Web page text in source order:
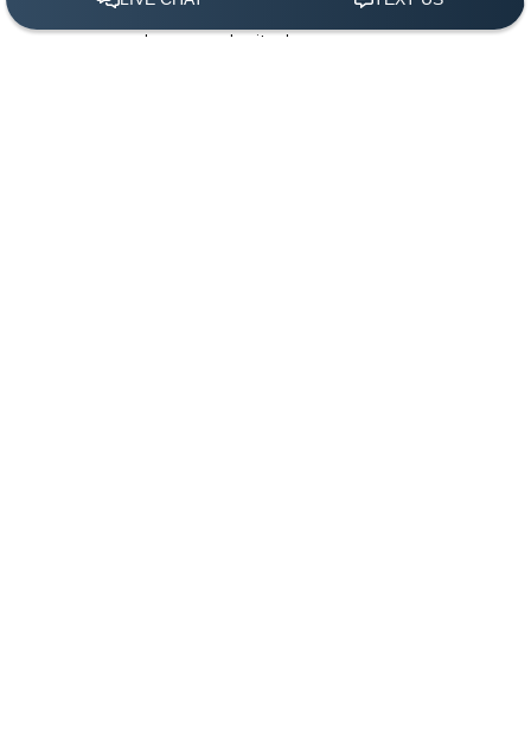
Estos rellenos dérmicos rellenan la piel para